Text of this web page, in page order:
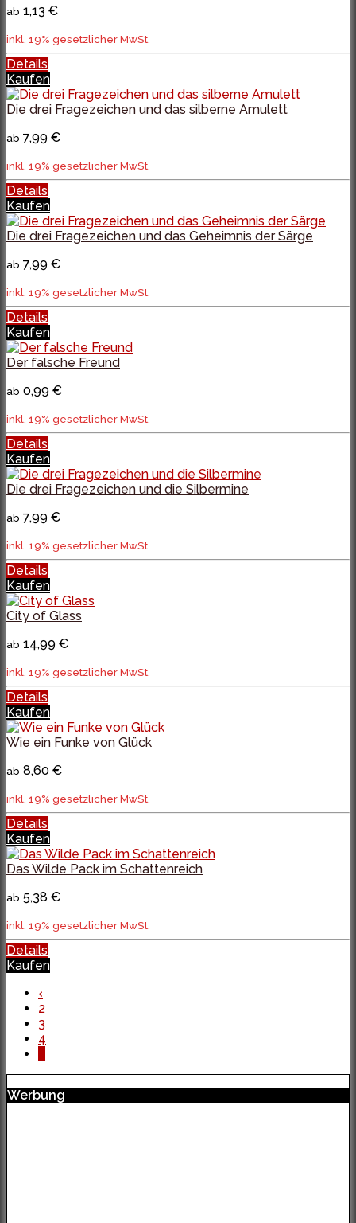
ab 1,13 €
inkl. 19% gesetzlicher MwSt.
Details
Kaufen
Die drei Fragezeichen und das silberne Amulett
ab 7,99 €
inkl. 19% gesetzlicher MwSt.
Details
Kaufen
Die drei Fragezeichen und das Geheimnis der Särge
ab 7,99 €
inkl. 19% gesetzlicher MwSt.
Details
Kaufen
Der falsche Freund
ab 0,99 €
inkl. 19% gesetzlicher MwSt.
Details
Kaufen
Die drei Fragezeichen und die Silbermine
ab 7,99 €
inkl. 19% gesetzlicher MwSt.
Details
Kaufen
City of Glass
ab 14,99 €
inkl. 19% gesetzlicher MwSt.
Details
Kaufen
Wie ein Funke von Glück
ab 8,60 €
inkl. 19% gesetzlicher MwSt.
Details
Kaufen
Das Wilde Pack im Schattenreich
ab 5,38 €
inkl. 19% gesetzlicher MwSt.
Details
Kaufen
‹
2
3
4
Werbung